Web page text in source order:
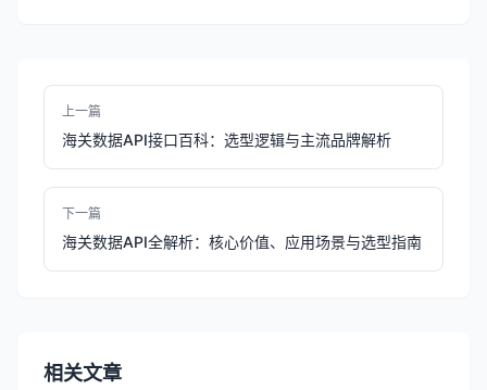
上一篇
海关数据API接口百科：选型逻辑与主流品牌解析
下一篇
海关数据API全解析：核心价值、应用场景与选型指南
相关文章